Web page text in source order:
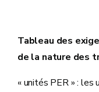
Tableau des
de la nature des
« unités PER » :